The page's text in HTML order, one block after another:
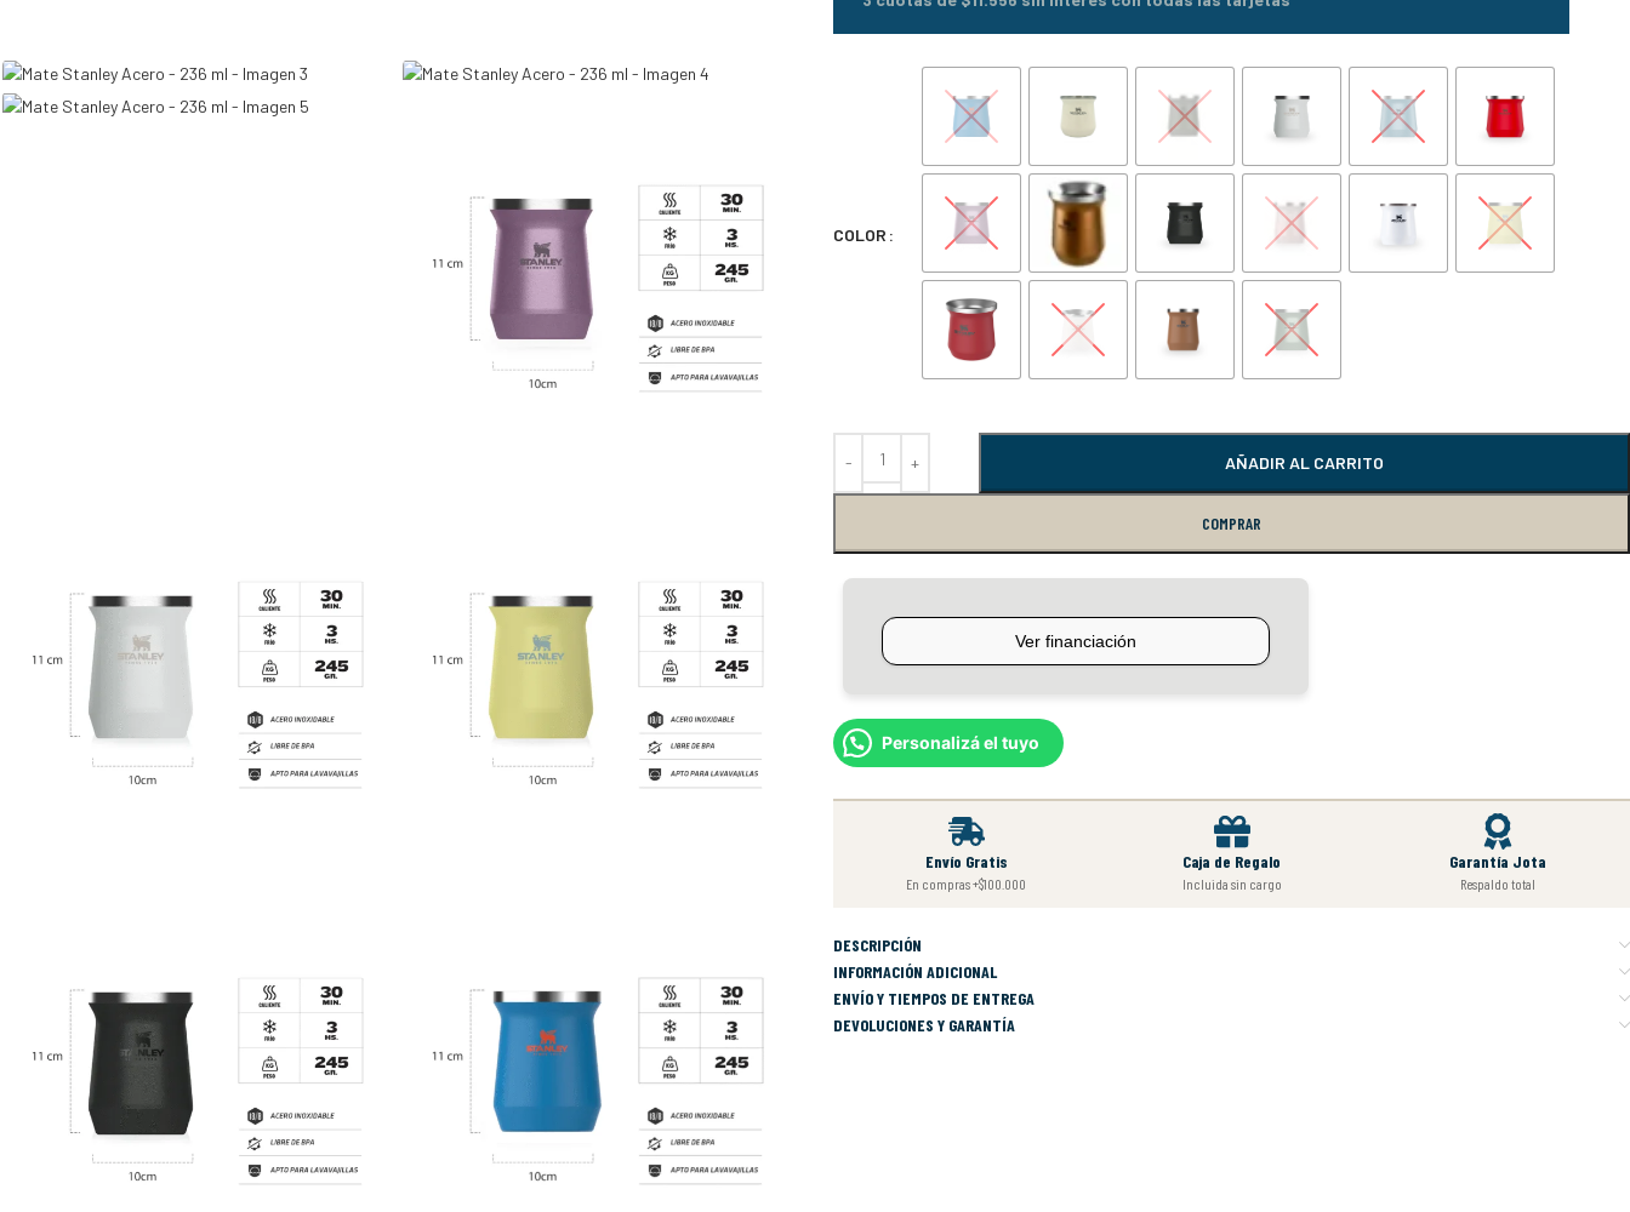
COLOR
AÑADIR AL CARRITO
COMPRAR
Personalizá el tuyo
Envío Gratis
En compras +$100.000
Caja de Regalo
Incluida sin cargo
Garantía Jota
Respaldo total
DESCRIPCIÓN
INFORMACIÓN ADICIONAL
ENVÍO Y TIEMPOS DE ENTREGA
DEVOLUCIONES Y GARANTÍA